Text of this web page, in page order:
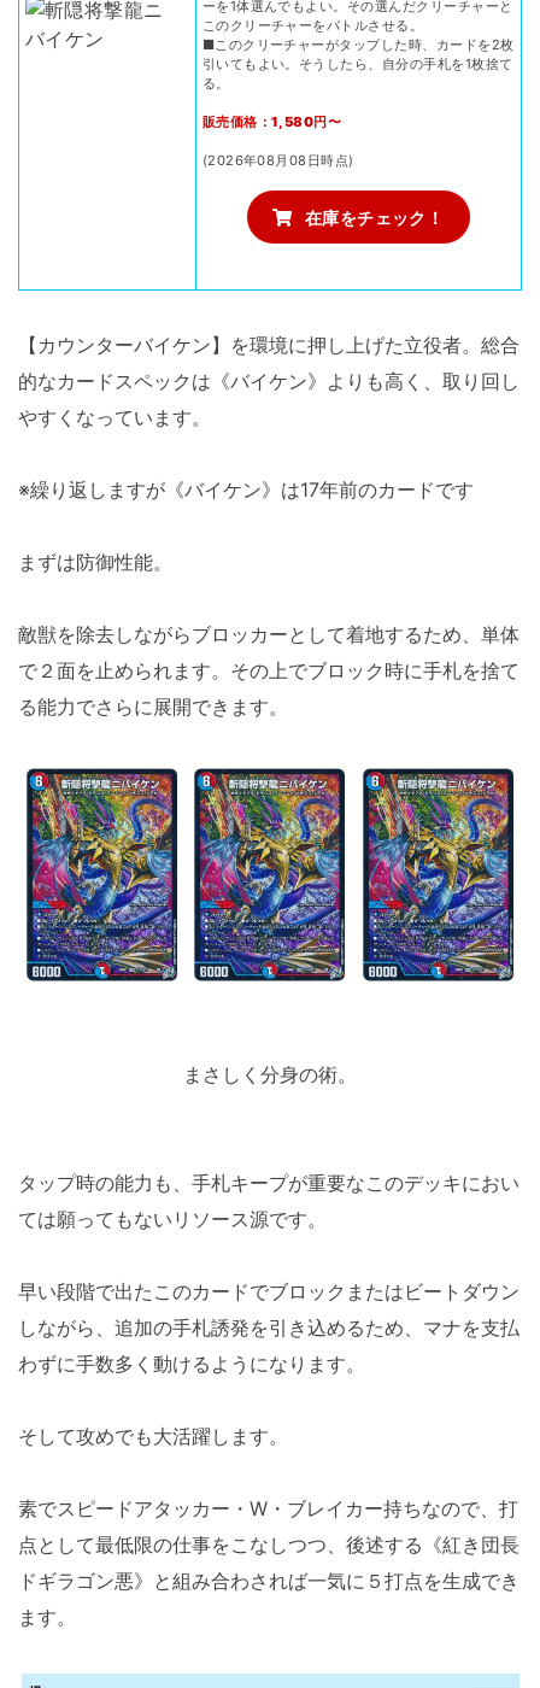
ーを1体選んでもよい。その選んだクリーチャーと
このクリーチャーをバトルさせる。
■このクリーチャーがタップした時、カードを2枚
引いてもよい。そうしたら、自分の手札を1枚捨て
る。
販売価格：1,580円〜
(2026年08月08日時点)
在庫をチェック！
【カウンターバイケン】を環境に押し上げた立役者。総合
的なカードスペックは《バイケン》よりも高く、取り回し
やすくなっています。
※繰り返しますが《バイケン》は17年前のカードです
まずは防御性能。
敵獣を除去しながらブロッカーとして着地するため、単体
で２面を止められます。その上でブロック時に手札を捨て
る能力でさらに展開できます。
まさしく分身の術。
タップ時の能力も、手札キープが重要なこのデッキにおい
ては願ってもないリソース源です。
早い段階で出たこのカードでブロックまたはビートダウン
しながら、追加の手札誘発を引き込めるため、マナを支払
わずに手数多く動けるようになります。
そして攻めでも大活躍します。
素でスピードアタッカー・W・ブレイカー持ちなので、打
点として最低限の仕事をこなしつつ、後述する《紅き団長
ドギラゴン悪》と組み合わされば一気に５打点を生成でき
ます。